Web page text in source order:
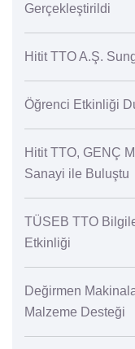
Gerçekleştirildi
Hitit TTO A.Ş.
Öğrenci Etkinliği
Hitit TTO, GENÇ
Sanayi ile Buluştu
TÜSEB TTO
Etkinliği
Değirmen
Malzeme Desteği